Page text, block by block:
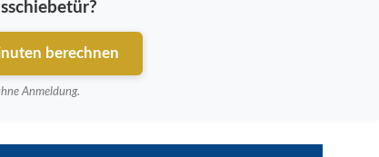
berechnen
Anmeldung.